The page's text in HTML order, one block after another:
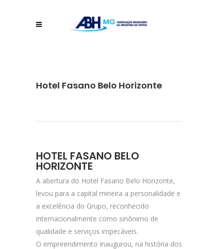
Hotel Fasano Belo Horizonte
HOTEL FASANO BELO
HORIZONTE
A abertura do Hotel Fasano Belo Horizonte,
levou para a capital mineira a personalidade e
a excelência do Grupo, reconhecido
internacionalmente como sinônimo de
qualidade e serviços impecáveis.
O empreendimento inaugurou, na história dos